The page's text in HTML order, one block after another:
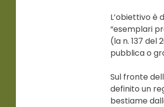
L’obiettivo è
“esemplari
(la n. 137 del
pubblica o
Sul fronte
definito un
bestiame